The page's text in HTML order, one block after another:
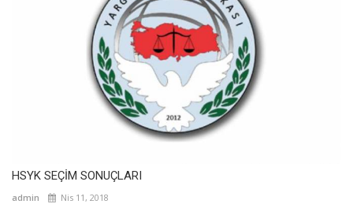
HSYK SEÇİM SONUÇLARI
admin Nis 11, 2018